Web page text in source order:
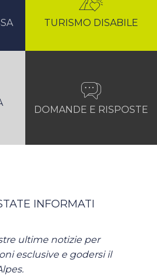
TURISMO DISABILE
DOMANDE E RISPOSTE
INFORMATI
ultime notizie per
esclusive e godersi il